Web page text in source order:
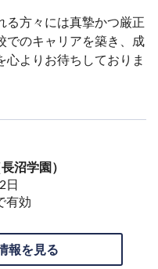
る方々には真摯かつ厳正
でのキャリアを築き、成
よりお待ちしておりま
沼学園）
日
有効
報を見る